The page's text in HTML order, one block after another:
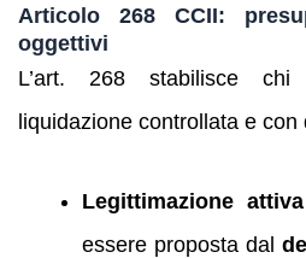
Articolo 268 CCII:
oggettivi
L’art. 268 stabilisce
liquidazione controllata e con
Legittimazione attiva
essere proposta dal